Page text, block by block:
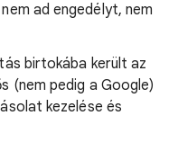
ad engedélyt, nem
birtokába került az
(nem pedig a Google)
kezelése és